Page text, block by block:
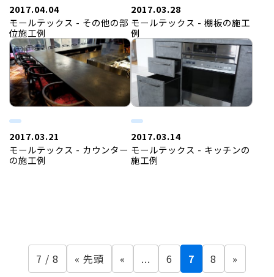
2017.04.04
モールテックス - その他の部
位施工例
2017.03.28
モールテックス - 棚板の施工
例
2017.03.21
モールテックス - カウンター
の施工例
2017.03.14
モールテックス - キッチンの
施工例
7 / 8 « 先頭 « ... 6 7 8 »